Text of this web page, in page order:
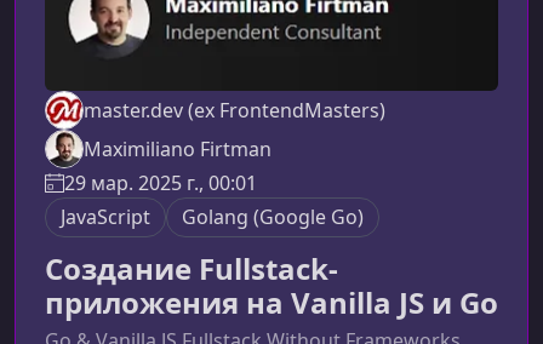
master.dev (ex FrontendMasters)
Maximiliano Firtman
29 мар. 2025 г., 00:01
JavaScript
Golang (Google Go)
Создание Fullstack-
приложения на Vanilla JS и Go